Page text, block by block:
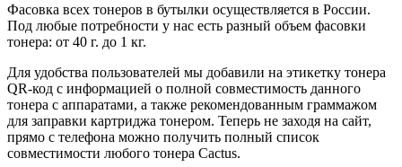
Фасовка всех тонеров в бутылки осуществляется в России.
Под любые потребности у нас есть разный объем фасовки
тонера: от 40 г. до 1 кг.
Для удобства пользователей мы добавили на этикетку тонера
QR-код с информацией о полной совместимость данного
тонера с аппаратами, а также рекомендованным граммажом
для заправки картриджа тонером. Теперь не заходя на сайт,
прямо с телефона можно получить полный список
совместимости любого тонера Cactus.